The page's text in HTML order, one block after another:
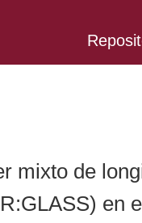
mixto de
en